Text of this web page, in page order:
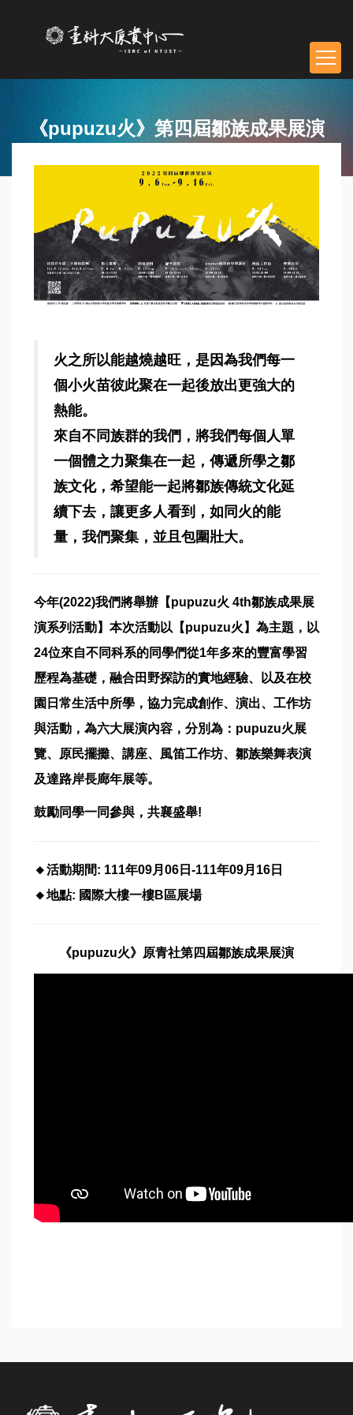
內
容
區
塊
《pupuzu火》第四屆鄒族成果展演
火之所以能越燒越旺，是因為我們每一
個小火苗彼此聚在一起後放出更強大的
熱能。
來自不同族群的我們，將我們每個人單
一個體之力聚集在一起，傳遞所學之鄒
族文化，希望能一起將鄒族傳統文化延
續下去，讓更多人看到，如同火的能
量，我們聚集，並且包圍壯大。
今年(2022)我們將舉辦【pupuzu火 4th鄒族成果展
演系列活動】本次活動以【pupuzu火】為主題，以
24位來自不同科系的同學們從1年多來的豐富學習
歷程為基礎，融合田野探訪的實地經驗、以及在校
園日常生活中所學，協力完成創作、演出、工作坊
與活動，為六大展演內容，分別為：pupuzu火展
覽、原民擺攤、講座、風笛工作坊、鄒族樂舞表演
及達路岸長廊年展等。
鼓勵同學一同參與，共襄盛舉!
🔸活動期間: 111年09月06日-111年09月16日
🔸地點: 國際大樓一樓B區展場
《pupuzu火》原青社第四屆鄒族成果展演